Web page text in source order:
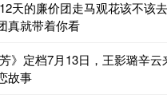
天的廉价团走马观花该不该去
真就带着你看
》定档7月13日，王影璐辛云
故事